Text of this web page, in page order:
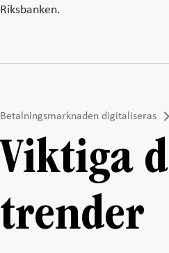
Riksbanken.
Betalningsmarknaden digitaliseras
Viktiga
trender